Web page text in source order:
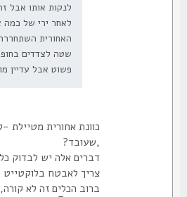
לנקות אותו אבל זה
לאחר ירי של כמה אלפי
האחורית השתחררה
שטה לצדדים
פשוט אבל עדיין מוזר.
כוונת אחורית מטיילת -למה
,שעובד?
דברים אלה יש לבדוק כל
צריך לאבטח בלוקטייט
ברוב הכלים זה לא קורה, כי